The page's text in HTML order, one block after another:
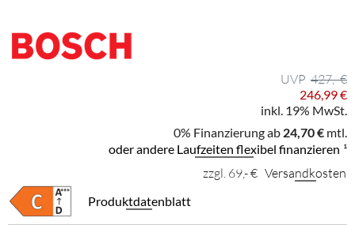
427,- €
246,99 €
inkl. 19% MwSt.
0% Finanzierung ab 24,70 € mtl.
oder andere Laufzeiten flexibel finanzieren ¹
zzgl. 69,- € Versandkosten
Produktdatenblatt